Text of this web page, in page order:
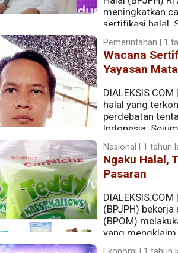
meningkatkan
sertifikasi halal.
halal, dari 2,79 juta sertifikat
Pemerintahan | 1
Wacana
Yayasan
halal yang
perdebatan
Indonesia.
ke pelabelan produk haram, dengan
gagasan ini ditepis oleh
menilai wacana tersebut tidak
Nasional | 1 tahun
Ngaku Halal,
Pasaran
(BPJPH)
(BPOM)
yang mengklaim
(BPOM).